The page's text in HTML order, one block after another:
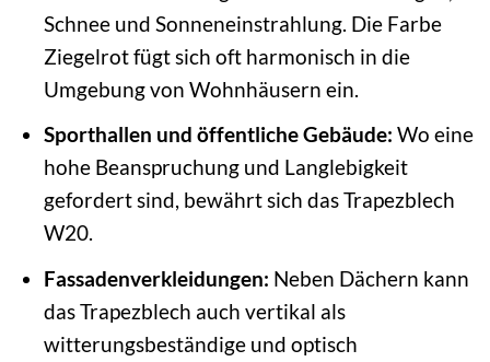
Schnee und Sonneneinstrahlung. Die Farbe
Ziegelrot fügt sich oft harmonisch in die
Umgebung von Wohnhäusern ein.
Sporthallen und öffentliche Gebäude: Wo eine
hohe Beanspruchung und Langlebigkeit
gefordert sind, bewährt sich das Trapezblech
W20.
Fassadenverkleidungen: Neben Dächern kann
das Trapezblech auch vertikal als
witterungsbeständige und optisch